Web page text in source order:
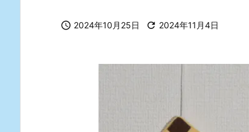
 2024年10月25日  2024年11月4日